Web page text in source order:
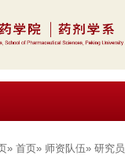
» 首页» 师资队伍» 研究员